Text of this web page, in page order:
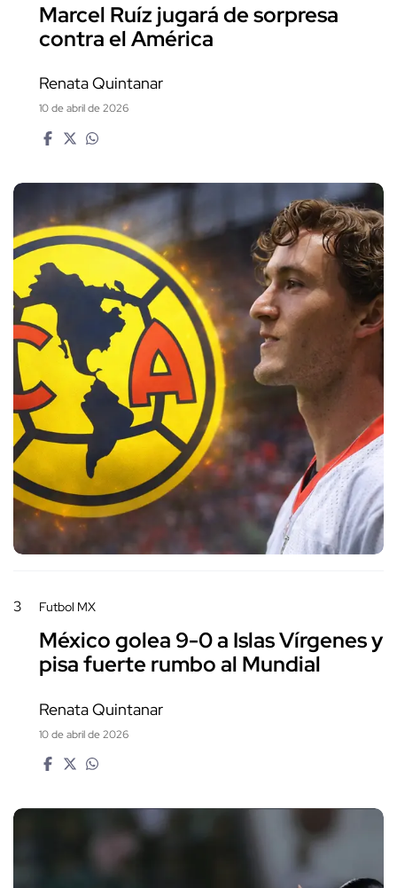
Marcel Ruíz jugará de sorpresa
contra el América
Renata Quintanar
10 de abril de 2026
3 Futbol MX
México golea 9-0 a Islas Vírgenes y
pisa fuerte rumbo al Mundial
Renata Quintanar
10 de abril de 2026